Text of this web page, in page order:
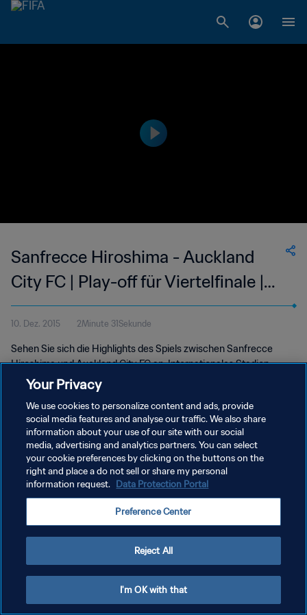
Sanfrecce Hiroshima - Auckland
City FC | Play-off für Viertelfinale |
FIFA Klub-Weltmeisterschaft Japan
2015™ | Highlights
10. Dez. 2015 2Minute 31Sekunde
Sehen Sie sich die Highlights des Spiels zwischen Sanfrecce
Hiroshima und Auckland City FC an. Internationales Stadion
Yokohama, Yokohama, 10. Dezember 2015, 19:45 Uhr.
DATENSCHUTZ
NUTZUNGSBEDINGUNGEN
COOKIE-EINSTELLUNGEN VERWALTEN
Your Privacy
We use cookies to personalize content and ads, provide
social media features and analyse our traffic. We also share
information about your use of our site with our social
media, advertising and analytics partners. You can select
your cookie preferences by clicking on the buttons on the
right and place a do not sell or share my personal
information request. Data Protection Portal
Preference Center
Reject All
I'm OK with that